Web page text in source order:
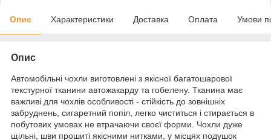
Опис Характеристики Доставка Оплата Умови
Опис
Автомобільні чохли виготовлені з якісної багатошарової
текстурної тканини автожакарду та гобелену. Тканина має
важливі для чохлів особливості - стійкість до зовнішніх
забруднень, сигаретний попіл, легко чиститься і стирається в
побутових умовах не втрачаючи своєї форми. Чохли дуже
щільні, шви прошиті якісними нитками, у місцях подушок